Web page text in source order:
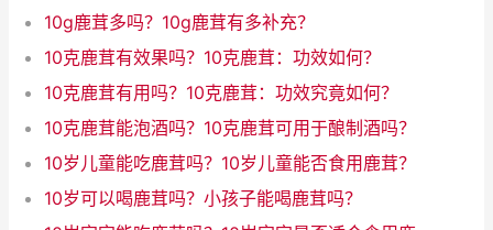
10g鹿茸多吗？10g鹿茸有多补充？
10克鹿茸有效果吗？10克鹿茸：功效如何？
10克鹿茸有用吗？10克鹿茸：功效究竟如何？
10克鹿茸能泡酒吗？10克鹿茸可用于酿制酒吗？
10岁儿童能吃鹿茸吗？10岁儿童能否食用鹿茸？
10岁可以喝鹿茸吗？小孩子能喝鹿茸吗？